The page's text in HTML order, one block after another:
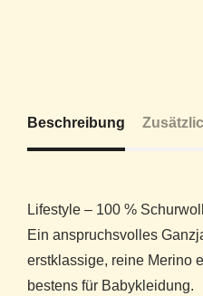
Beschreibung
Lifestyle – 100 %
Ein anspruchsvolles
erstklassige, reine Merino
bestens für Babykleidung.